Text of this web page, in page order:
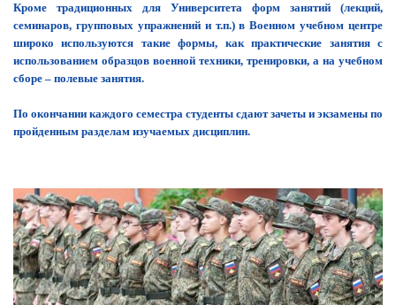
Кроме традиционных для Университета форм занятий (лекций,
семинаров, групповых упражнений и т.п.) в Военном учебном центре
широко используются такие формы, как практические занятия с
использованием образцов военной техники, тренировки, а на учебном
сборе – полевые занятия.
По окончании каждого семестра студенты сдают зачеты и экзамены по
пройденным разделам изучаемых дисциплин.